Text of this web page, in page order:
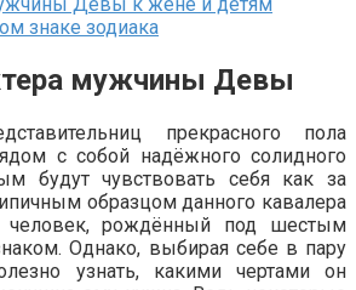
знаке зодиака
мужчины Девы
прекрасного пола
с собой надёжного солидного
будут чувствовать себя как за
образцом данного кавалера
человек, рождённый под шестым
Однако, выбирая себе в пару
узнать, какими чертами он